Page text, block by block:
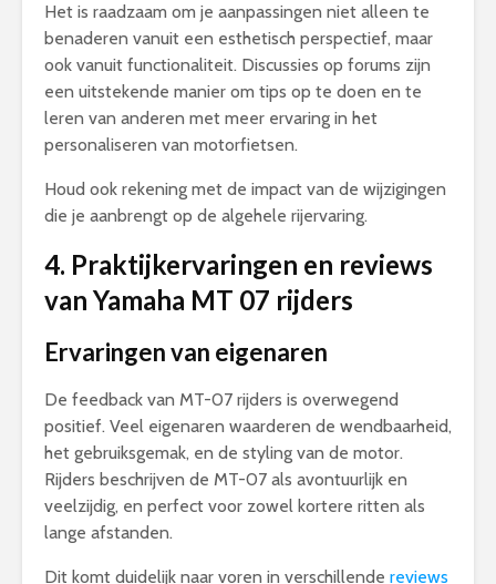
Het is raadzaam om je aanpassingen niet alleen te
benaderen vanuit een esthetisch perspectief, maar
ook vanuit functionaliteit. Discussies op forums zijn
een uitstekende manier om tips op te doen en te
leren van anderen met meer ervaring in het
personaliseren van motorfietsen.
Houd ook rekening met de impact van de wijzigingen
die je aanbrengt op de algehele rijervaring.
4. Praktijkervaringen en reviews
van Yamaha MT 07 rijders
Ervaringen van eigenaren
De feedback van MT-07 rijders is overwegend
positief. Veel eigenaren waarderen de wendbaarheid,
het gebruiksgemak, en de styling van de motor.
Rijders beschrijven de MT-07 als avontuurlijk en
veelzijdig, en perfect voor zowel kortere ritten als
lange afstanden.
Dit komt duidelijk naar voren in verschillende reviews